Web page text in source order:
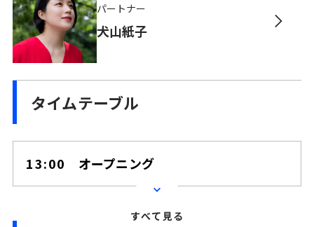
パートナー
犬山紙子
タイムテーブル
13:00 オープニング
すべて見る